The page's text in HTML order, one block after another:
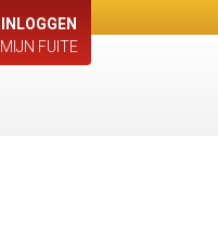
INLOGGEN
MIJN FUITE